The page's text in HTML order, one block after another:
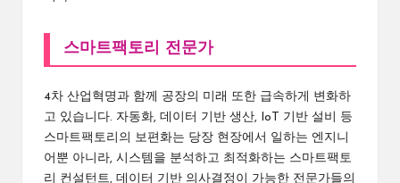
스마트팩토리 전문가
4차 산업혁명과 함께 공장의 미래 또한 급속하게 변화하
고 있습니다. 자동화, 데이터 기반 생산, IoT 기반 설비 등
스마트팩토리의 보편화는 당장 현장에서 일하는 엔지니
어뿐 아니라, 시스템을 분석하고 최적화하는 스마트팩토
리 컨설턴트, 데이터 기반 의사결정이 가능한 전문가들의